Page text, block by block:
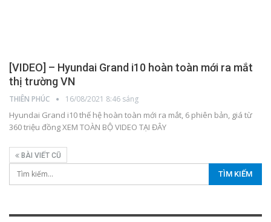
[VIDEO] – Hyundai Grand i10 hoàn toàn mới ra mắt
thị trường VN
THIÊN PHÚC 16/08/2021 8:46 sáng
Hyundai Grand i10 thế hệ hoàn toàn mới ra mắt, 6 phiên bản, giá từ
360 triệu đồngXEM TOÀN BỘ VIDEO TẠI ĐÂY
BÀI VIẾT CŨ